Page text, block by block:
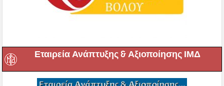
Εταιρεία Ανάπτυξης & Αξιοποίησης ΙΜΔ